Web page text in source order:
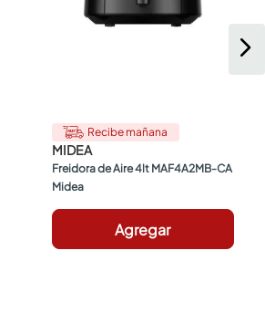
Recibe mañana
MIDEA
Freidora de Aire 4lt MAF4A2MB-CA
Midea
Agregar